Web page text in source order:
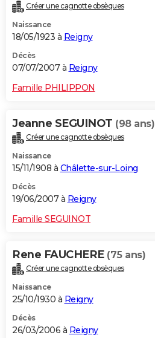
Créer une cagnotte obsèques
Naissance
18/05/1923 à Reigny
Décès
07/07/2007 à Reigny
Famille PHILIPPON
Jeanne SEGUINOT (98 ans)
Créer une cagnotte obsèques
Naissance
15/11/1908 à Châlette-sur-Loing
Décès
19/06/2007 à Reigny
Famille SEGUINOT
Rene FAUCHERE (75 ans)
Créer une cagnotte obsèques
Naissance
25/10/1930 à Reigny
Décès
26/03/2006 à Reigny